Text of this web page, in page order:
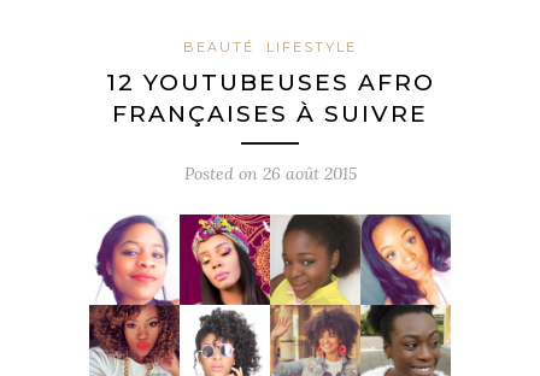
BEAUTÉ LIFESTYLE
12 YOUTUBEUSES AFRO
FRANÇAISES À SUIVRE
Posted on 26 août 2015